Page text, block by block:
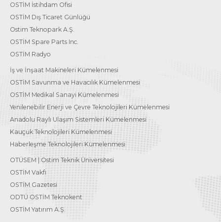
OSTİM İstihdam Ofisi
OSTİM Dış Ticaret Günlüğü
Ostim Teknopark A.Ş.
OSTİM Spare Parts Inc.
OSTİM Radyo
İş ve İnşaat Makineleri Kümelenmesi
OSTİM Savunma ve Havacılık Kümelenmesi
OSTİM Medikal Sanayi Kümelenmesi
Yenilenebilir Enerji ve Çevre Teknolojileri Kümelenmesi
Anadolu Raylı Ulaşım Sistemleri Kümelenmesi
Kauçuk Teknolojileri Kümelenmesi
Haberleşme Teknolojileri Kümelenmesi
OTÜSEM | Ostim Teknik Üniversitesi
OSTİM Vakfı
OSTİM Gazetesi
ODTÜ OSTİM Teknokent
OSTİM Yatırım A.Ş.